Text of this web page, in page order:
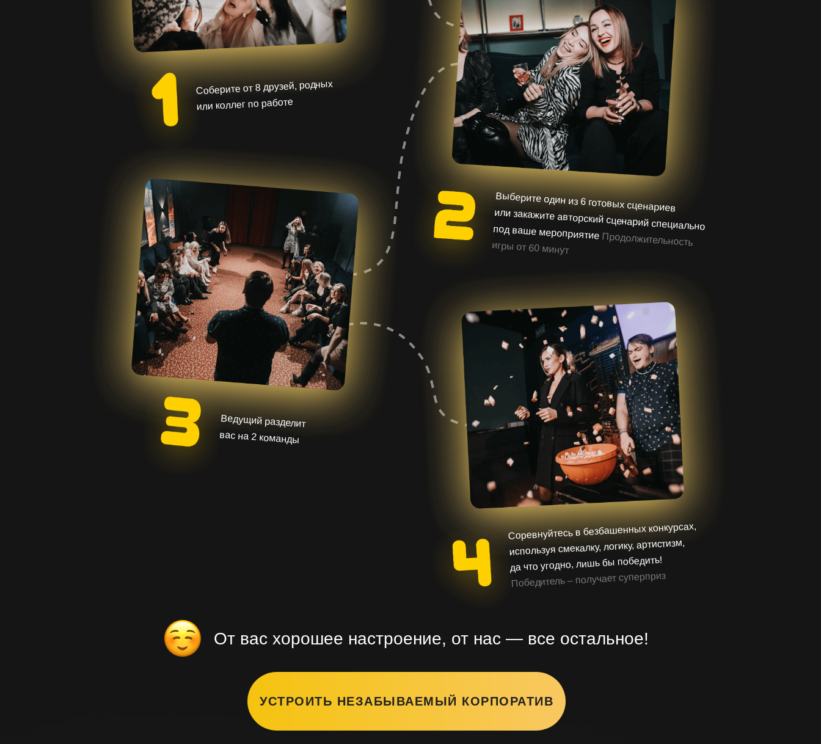
От вас хорошее настроение, от нас — все остальное!
УСТРОИТЬ НЕЗАБЫВАЕМЫЙ КОРПОРАТИВ
Соберите от 8 друзей, родных
или коллег по работе
Выберите один из 6 готовых сценариев
или закажите авторский сценарий специально
под ваше мероприятиеПродолжительность
игры от 60 минут
Ведущий разделит
вас на 2 команды
Соревнуйтесь в безбашенных конкурсах,
используя смекалку, логику, артистизм,
да что угодно, лишь бы победить!
Победитель – получает суперприз